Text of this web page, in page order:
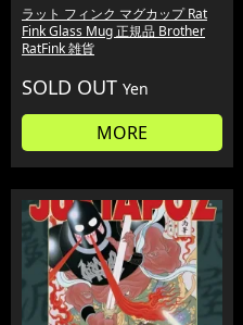
ラット フィンク マグカップ Rat
Fink Glass Mug 正規品 Brother
RatFink 雑貨
SOLD OUT Yen
MORE